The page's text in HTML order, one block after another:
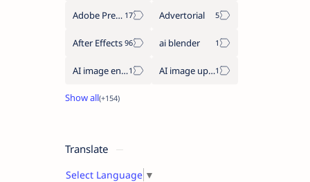
Adobe Premiere Pro Advertorial
After Effects ai blender
AI image enhancement AI image upscaler
Translate
Select Language ▼